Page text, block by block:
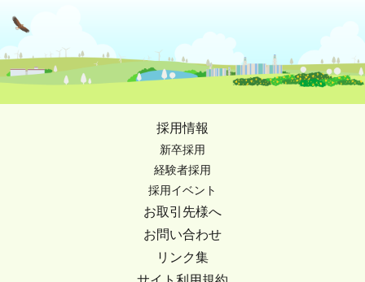
採用情報
新卒採用
経験者採用
採用イベント
お取引先様へ
お問い合わせ
リンク集